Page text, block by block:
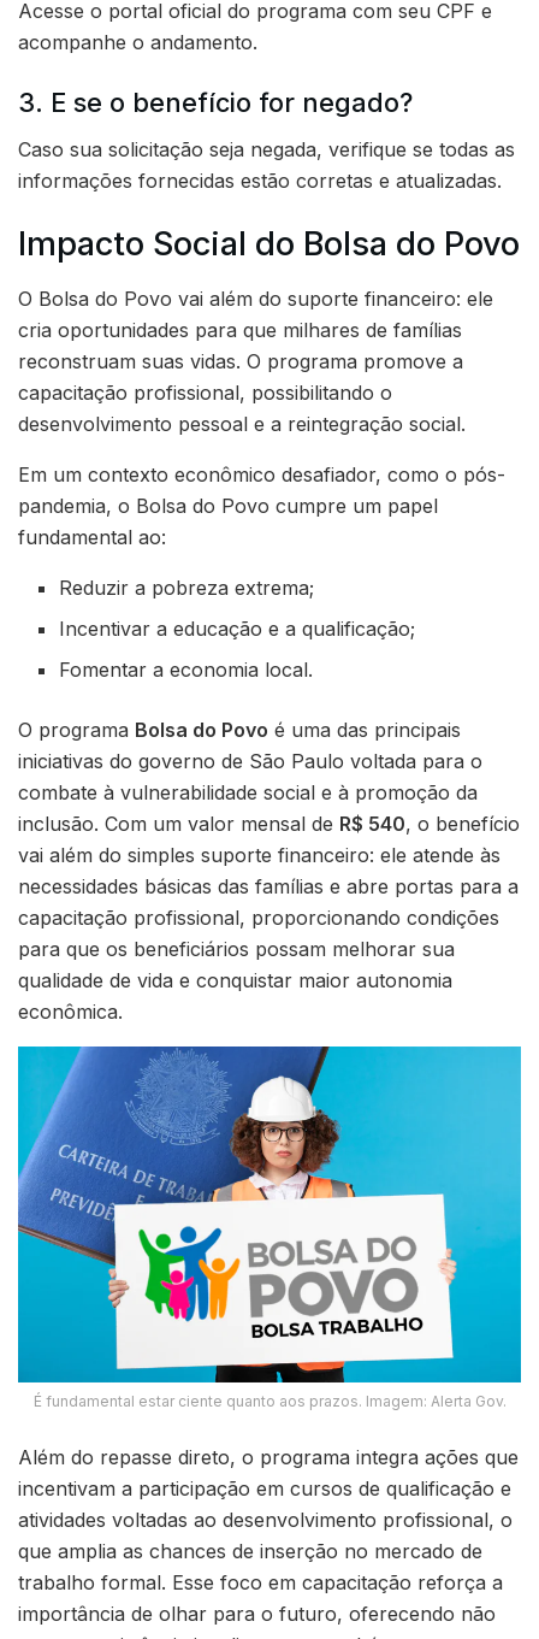
Acesse o portal oficial do programa com seu CPF e
acompanhe o andamento.
3. E se o benefício for negado?
Caso sua solicitação seja negada, verifique se todas as
informações fornecidas estão corretas e atualizadas.
Impacto Social do Bolsa do Povo
O Bolsa do Povo vai além do suporte financeiro: ele
cria oportunidades para que milhares de famílias
reconstruam suas vidas. O programa promove a
capacitação profissional, possibilitando o
desenvolvimento pessoal e a reintegração social.
Em um contexto econômico desafiador, como o pós-
pandemia, o Bolsa do Povo cumpre um papel
fundamental ao:
Reduzir a pobreza extrema;
Incentivar a educação e a qualificação;
Fomentar a economia local.
O programa Bolsa do Povo é uma das principais
iniciativas do governo de São Paulo voltada para o
combate à vulnerabilidade social e à promoção da
inclusão. Com um valor mensal de R$ 540, o benefício
vai além do simples suporte financeiro: ele atende às
necessidades básicas das famílias e abre portas para a
capacitação profissional, proporcionando condições
para que os beneficiários possam melhorar sua
qualidade de vida e conquistar maior autonomia
econômica.
É fundamental estar ciente quanto aos prazos. Imagem: Alerta Gov.
Além do repasse direto, o programa integra ações que
incentivam a participação em cursos de qualificação e
atividades voltadas ao desenvolvimento profissional, o
que amplia as chances de inserção no mercado de
trabalho formal. Esse foco em capacitação reforça a
importância de olhar para o futuro, oferecendo não